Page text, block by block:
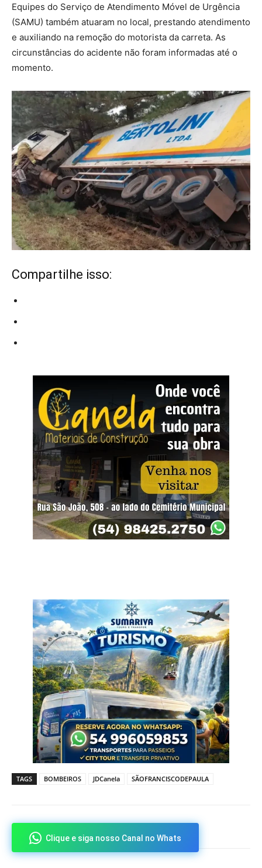
Equipes do Serviço de Atendimento Móvel de Urgência
(SAMU) também atuaram no local, prestando atendimento
e auxiliando na remoção do motorista da carreta. As
circunstâncias do acidente não foram informadas até o
momento.
Compartilhe isso:
TAGS BOMBEIROS JDCanela SÃOFRANCISCODEPAULA
Clique e siga nosso Canal no Whats